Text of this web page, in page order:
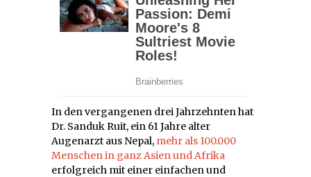
In den vergangenen drei Jahrzehnten hat
Dr. Sanduk Ruit, ein 61 Jahre alter
Augenarzt aus Nepal, mehr als 100.000
Menschen in ganz Asien und Afrika
erfolgreich mit einer einfachen und